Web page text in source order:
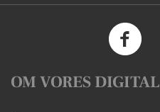
OM VORES DIGITAL